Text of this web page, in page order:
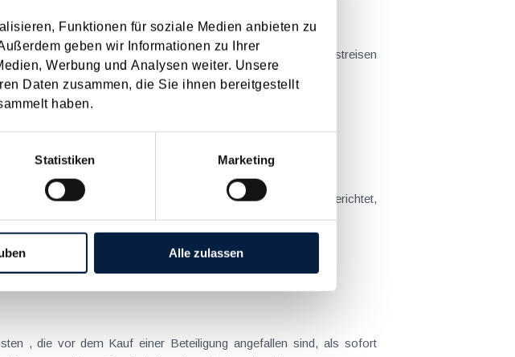
Funktionen für soziale Medien anbieten zu
geben wir Informationen zu Ihrer
Werbung und Analysen weiter. Unsere
Daten zusammen, die Sie ihnen bereitgestellt
haben.
Statistiken Marketing
Alle zulassen
– typischerweise stellt sich das Problem in der...
innerhalb des Unternehmens, sondern auch darauf ausgerichtet,
dass Kundenbeziehungen als Ganzes rentabel sind, Wachstumsmöglichkeiten bieten und Chancen für kontinuierliche Cashflows...